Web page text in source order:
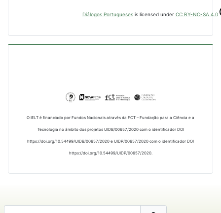
Diálogos Portuguesesis licensed under CC BY-NC-SA 4.0
O IELT é financiado por Fundos Nacionais através da FCT – Fundação para a Ciência e a
Tecnologia no âmbito dos projetos UIDB/00657/2020 com o identificador DOI
https://doi.org/10.54499/UIDB/00657/2020 e UIDP/00657/2020 com o identificador DOI
https://doi.org/10.54499/UIDP/00657/2020.